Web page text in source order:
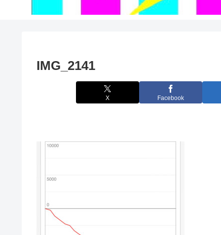
IMG_2141
X Facebook